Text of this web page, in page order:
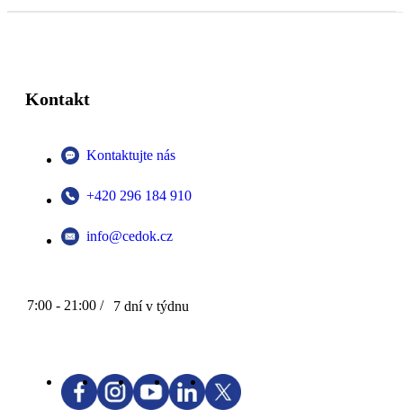
Kontakt
Kontaktujte nás
+420 296 184 910
info@cedok.cz
7:00 - 21:00 / 7 dní v týdnu